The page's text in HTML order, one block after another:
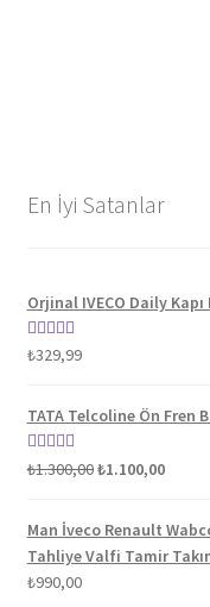
En İyi Satanlar
Orjinal IVECO Daily
5 üzerinden
₺329,99
TATA Telcoline Ön Fren
5 üzerinden
₺1.300,00Orijinal
₺1.300,00.
₺1.100,00Şu
fiyat:
Man İveco Renault
Tahliye Valfi Tamir
₺990,00